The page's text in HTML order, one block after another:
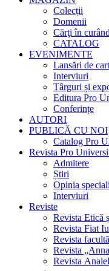
Colecții
Domenii
Cărţi în curând
CATALOG
EVENIMENTE
Lansări de
Interviuri
Târguri și
Editura Pro
Conferințe
AUTORI
PUBLICĂ CU NOI
Catalog Pro
Revista Pro
Admitere
Știri
Opinia
Interviuri
Reviste
Revista Etică
Revista Fiat
Revista
Revista
Revista